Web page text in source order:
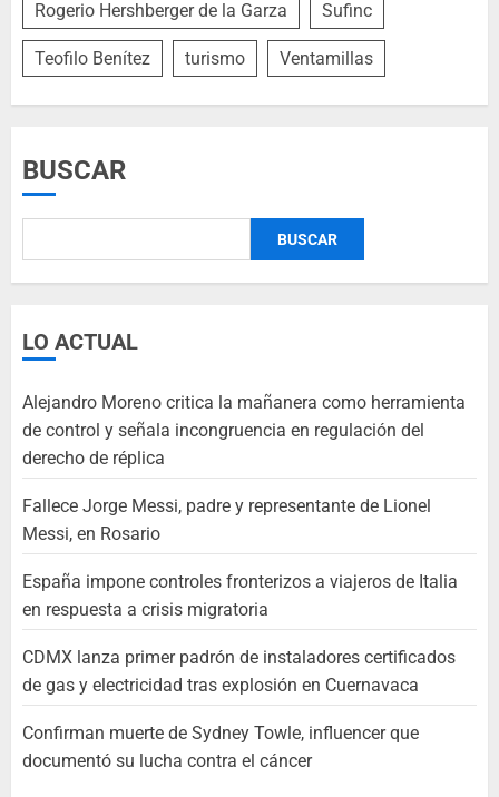
Rogerio Hershberger de la Garza Sufinc
Teofilo Benítez turismo Ventamillas
BUSCAR
BUSCAR
LO ACTUAL
Alejandro Moreno critica la mañanera como herramienta
de control y señala incongruencia en regulación del
derecho de réplica
Fallece Jorge Messi, padre y representante de Lionel
Messi, en Rosario
España impone controles fronterizos a viajeros de Italia
en respuesta a crisis migratoria
CDMX lanza primer padrón de instaladores certificados
de gas y electricidad tras explosión en Cuernavaca
Confirman muerte de Sydney Towle, influencer que
documentó su lucha contra el cáncer